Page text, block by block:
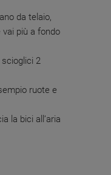
da telaio,
vai più a fondo
scioglici 2
ruote e
la bici all’aria